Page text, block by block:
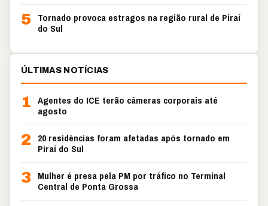
5 Tornado provoca estragos na região rural de Piraí
do Sul
ÚLTIMAS NOTÍCIAS
1 Agentes do ICE terão câmeras corporais até
agosto
2
20 residências foram afetadas após tornado em
Piraí do Sul
3 Mulher é presa pela PM por tráfico no Terminal
Central de Ponta Grossa